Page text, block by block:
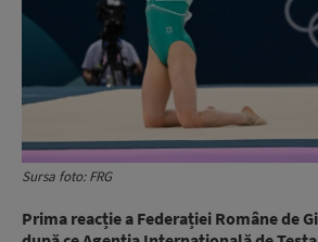
Sursa foto: FRG
Prima reacție a Federației Române de